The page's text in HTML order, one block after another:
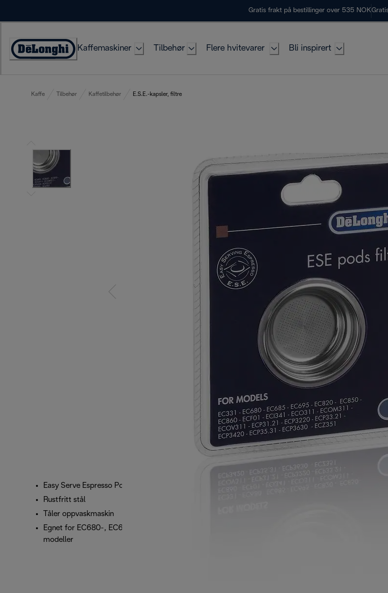
Gratis frakt på bestillinger over 535 NOK
Accessibility
Kaffemaskiner Tilbehør Flere hvitevarer Bli inspirert
Kaffe Tilbehør Kaffetilbehør E.S.E.-kapsler, filtre
Easy Serve Espresso Pod-filter
Rustfritt stål
Tåler oppvaskmaskin
Egnet for EC680-, EC685-, EC860- og ECP-
modeller